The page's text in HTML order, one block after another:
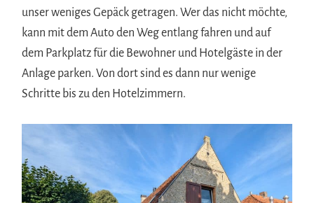
unser weniges Gepäck getragen. Wer das nicht möchte,
kann mit dem Auto den Weg entlang fahren und auf
dem Parkplatz für die Bewohner und Hotelgäste in der
Anlage parken. Von dort sind es dann nur wenige
Schritte bis zu den Hotelzimmern.